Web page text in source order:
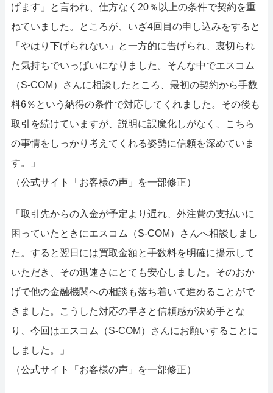
げます」と言われ、仕方なく20％以上の条件で契約を重
ねていました。ところが、いざ4回目の申し込みをすると
「やはり下げられない」と一方的に告げられ、裏切られ
た気持ちでいっぱいになりました。そんな中でエスコム
（S-COM）さんに相談したところ、最初の契約から手数
料6％という納得の条件で対応してくれました。その後も
取引を続けていますが、説明に誤魔化しがなく、こちら
の事情をしっかり考えてくれる姿勢に信頼を深めていま
す。」
（公式サイト「お客様の声」を一部修正）
「取引先からの入金が予定より遅れ、外注費の支払いに
困っていたときにエスコム（S-COM）さんへ相談しまし
た。すると翌日には買取金額と手数料を明確に提示して
いただき、その迅速さにとても安心しました。そのおか
げで他の金融機関への相談も落ち着いて進めることがで
きました。こうした対応の早さと信頼感が決め手とな
り、今回はエスコム（S-COM）さんにお願いすることに
しました。」
（公式サイト「お客様の声」を一部修正）